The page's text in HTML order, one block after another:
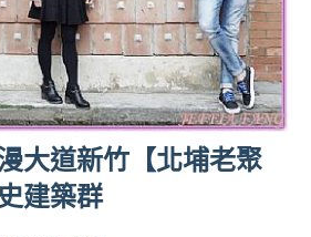
大道新竹【北埔老聚
建築群